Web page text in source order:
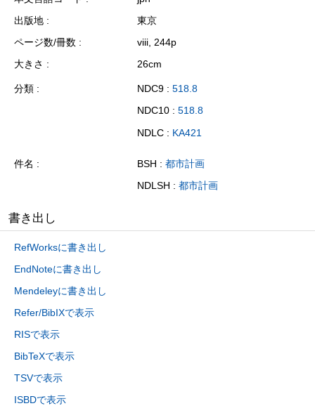
出版地
東京
ページ数/冊数
viii, 244p
大きさ
26cm
分類 NDC9 : 518.8
NDC10 : 518.8
NDLC : KA421
件名 BSH : 都市計画
NDLSH : 都市計画
書き出し
RefWorksに書き出し
EndNoteに書き出し
Mendeleyに書き出し
Refer/BibIXで表示
RISで表示
BibTeXで表示
TSVで表示
ISBDで表示